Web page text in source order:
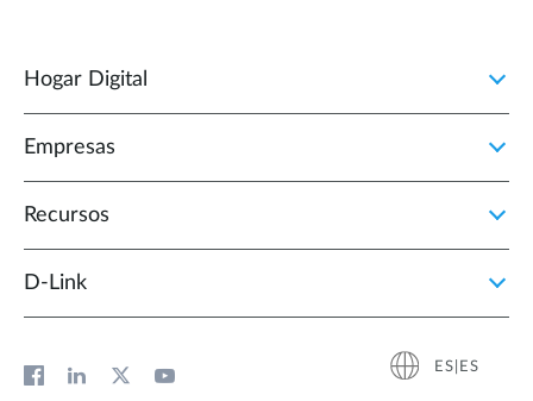
Hogar Digital
Empresas
Recursos
D‑Link
ES|ES